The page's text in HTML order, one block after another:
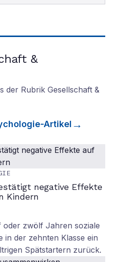
&
der Rubrik Gesellschaft &
-Artikel
negative Effekte
Kindern
oder zwölf Jahren soziale
in der zehnten Klasse ein
Spätstartern zurück.